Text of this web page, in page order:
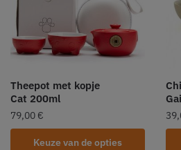
Theepot met kopje
Cat 200ml
79,00 €
Keuze van de opties